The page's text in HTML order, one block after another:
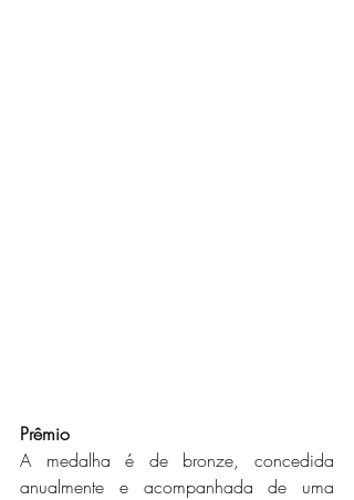
Prêmio
A medalha é de bronze, concedida
anualmente e acompanhada de uma